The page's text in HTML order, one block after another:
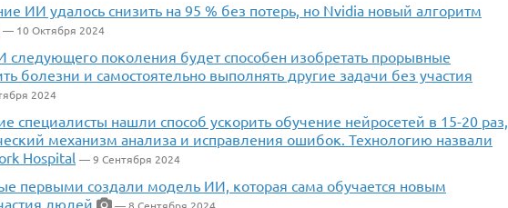
ИИ удалось снизить на 95 % без потерь, но Nvidia новый алгоритм
— 10 Октября 2024
следующего поколения будет способен изобретать прорывные
болезни и самостоятельно выполнять другие задачи без участия
2024
специалисты нашли способ ускорить обучение нейросетей в 15-20 раз,
механизм анализа и исправления ошибок. Технологию назвали
Hospital — 9 Сентября 2024
первыми создали модель ИИ, которая сама обучается новым
людей